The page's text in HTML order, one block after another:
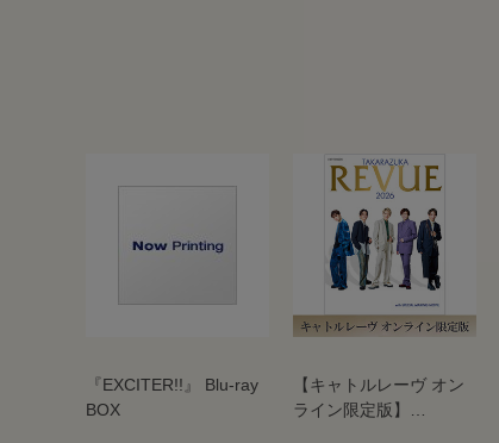
『EXCITER!!』 Blu-ray
BOX
【キャトルレーヴ オン
ライン限定版】